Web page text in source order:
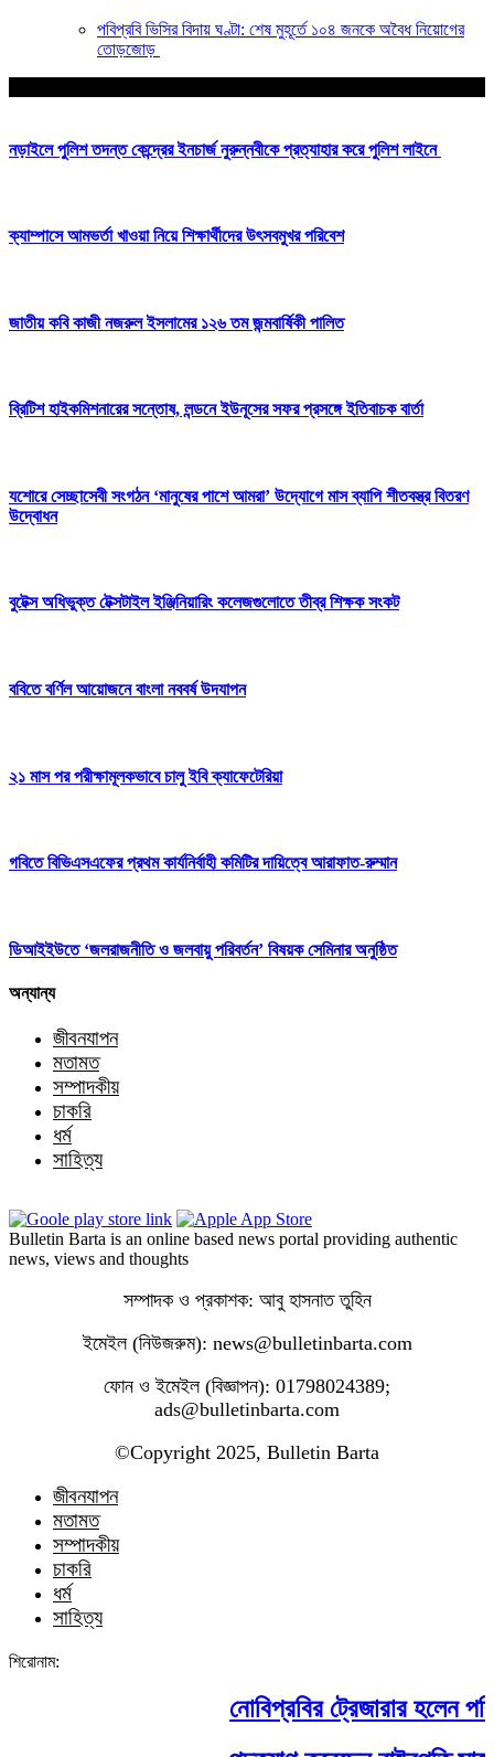
পবিপ্রবি ভিসির বিদায় ঘণ্টা: শেষ মুহূর্তে ১০৪ জনকে অবৈধ নিয়োগের
তোড়জোড়
নড়াইলে পুলিশ তদন্ত কেন্দ্রের ইনচার্জ নুরুন্নবীকে প্রত্যাহার করে পুলিশ লাইনে
ক্যাম্পাসে আমভর্তা খাওয়া নিয়ে শিক্ষার্থীদের উৎসবমুখর পরিবেশ
জাতীয় কবি কাজী নজরুল ইসলামের ১২৬ তম জন্মবার্ষিকী পালিত
ব্রিটিশ হাইকমিশনারের সন্তোষ, লন্ডনে ইউনূসের সফর প্রসঙ্গে ইতিবাচক বার্তা
যশোরে সেচ্ছাসেবী সংগঠন ‘মানুষের পাশে আমরা’ উদ্যোগে মাস ব্যাপি শীতবস্ত্র বিতরণ
উদ্বোধন
বুটেক্স অধিভুক্ত টেক্সটাইল ইঞ্জিনিয়ারিং কলেজগুলোতে তীব্র শিক্ষক সংকট
ববিতে বর্ণিল আয়োজনে বাংলা নববর্ষ উদযাপন
২১ মাস পর পরীক্ষামূলকভাবে চালু ইবি ক্যাফেটেরিয়া
গবিতে বিভিএসএফের প্রথম কার্যনির্বাহী কমিটির দায়িত্বে আরাফাত-রুম্মান
ডিআইইউতে ‘জলরাজনীতি ও জলবায়ু পরিবর্তন’ বিষয়ক সেমিনার অনুষ্ঠিত
অন্যান্য
জীবনযাপন
মতামত
সম্পাদকীয়
চাকরি
ধর্ম
সাহিত্য
Bulletin Barta is an online based news portal providing authentic
news, views and thoughts
সম্পাদক ও প্রকাশক: আবু হাসনাত তুহিন
ইমেইল (নিউজরুম): news@bulletinbarta.com
ফোন ও ইমেইল (বিজ্ঞাপন): 01798024389;
ads@bulletinbarta.com
©️Copyright 2025, Bulletin Barta
জীবনযাপন
মতামত
সম্পাদকীয়
চাকরি
ধর্ম
সাহিত্য
শিরোনাম:
নোবিপ্রবির ট্রেজারার হলেন